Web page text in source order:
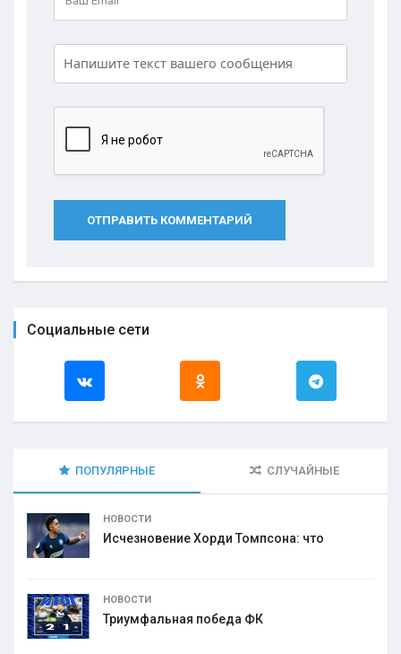
ОТПРАВИТЬ КОММЕНТАРИЙ
Социальные сети
ПОПУЛЯРНЫЕ СЛУЧАЙНЫЕ
НОВОСТИ
Исчезновение Хорди Томпсона: что
НОВОСТИ
Триумфальная победа ФК